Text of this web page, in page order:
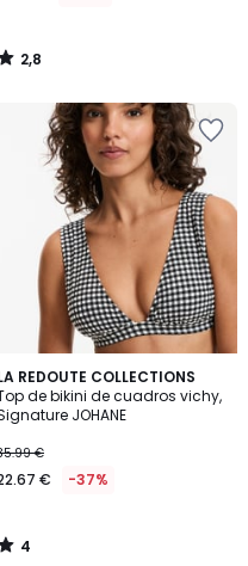
2,8
/
REDOUTE COLLECTIONS
de bikini de cuadros vichy,
JOHANE
€
€ -37%
4
/
5
4
/